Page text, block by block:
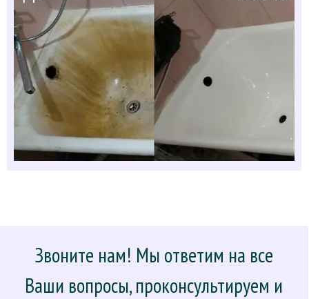
Звоните нам! Мы ответим на все
Ваши вопросы, проконсультируем и